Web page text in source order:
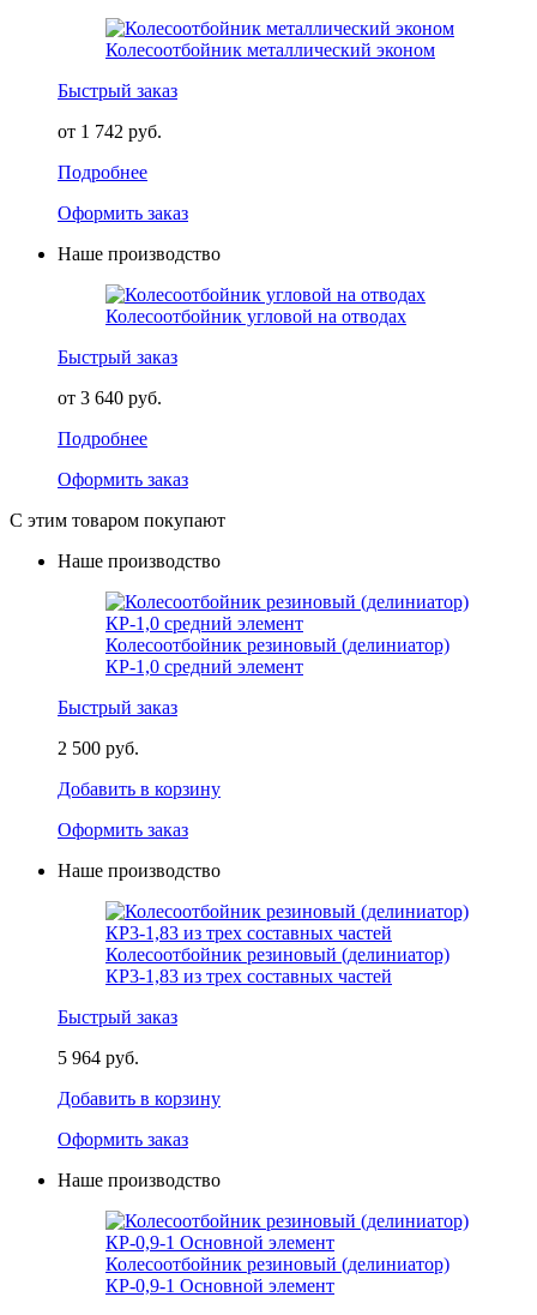
Колесоотбойник металлический эконом
Быстрый заказ
от 1 742 руб.
Подробнее
Оформить заказ
Наше производство
Колесоотбойник угловой на отводах
Быстрый заказ
от 3 640 руб.
Подробнее
Оформить заказ
С этим товаром покупают
Наше производство
Колесоотбойник резиновый (делиниатор)
КР-1,0 средний элемент
Быстрый заказ
2 500 руб.
Добавить в корзину
Оформить заказ
Наше производство
Колесоотбойник резиновый (делиниатор)
КР3-1,83 из трех составных частей
Быстрый заказ
5 964 руб.
Добавить в корзину
Оформить заказ
Наше производство
Колесоотбойник резиновый (делиниатор)
КР-0,9-1 Основной элемент